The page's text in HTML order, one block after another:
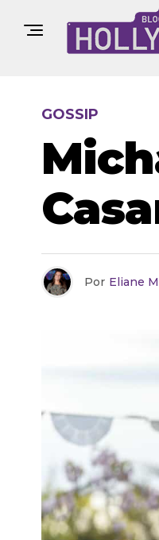
GOSSIP
Por Eliane